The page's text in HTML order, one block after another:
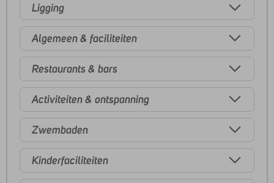
Ligging
Algemeen & faciliteiten
Restaurants & bars
Activiteiten & ontspanning
Zwembaden
Kinderfaciliteiten